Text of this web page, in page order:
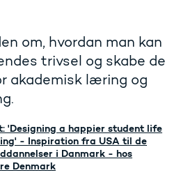
om, hvordan man kan
trivsel og skabe de
akademisk læring og
'Designing a happier student life
- Inspiration fra USA til de
i Danmark - hos
Denmark